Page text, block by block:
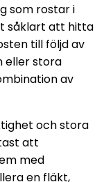
som rostar i
såklart att hitta
till följd av
eller stora
av
och stora
att
med
en fläkt,